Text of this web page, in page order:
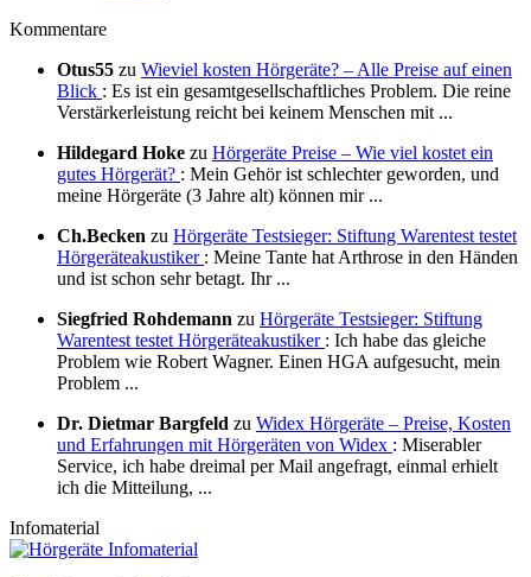
Kommentare
Otus55 zu Wieviel kosten Hörgeräte? – Alle Preise auf einen
Blick‎ : Es ist ein gesamtgesellschaftliches Problem. Die reine
Verstärkerleistung reicht bei keinem Menschen mit ...
Hildegard Hoke zu Hörgeräte Preise – Wie viel kostet ein
gutes Hörgerät? : Mein Gehör ist schlechter geworden, und
meine Hörgeräte (3 Jahre alt) können mir ...
Ch.Becken zu Hörgeräte Testsieger: Stiftung Warentest testet
Hörgeräteakustiker : Meine Tante hat Arthrose in den Händen
und ist schon sehr betagt. Ihr ...
Siegfried Rohdemann zu Hörgeräte Testsieger: Stiftung
Warentest testet Hörgeräteakustiker : Ich habe das gleiche
Problem wie Robert Wagner. Einen HGA aufgesucht, mein
Problem ...
Dr. Dietmar Bargfeld zu Widex Hörgeräte – Preise, Kosten
und Erfahrungen mit Hörgeräten von Widex : Miserabler
Service, ich habe dreimal per Mail angefragt, einmal erhielt
ich die Mitteilung, ...
Infomaterial